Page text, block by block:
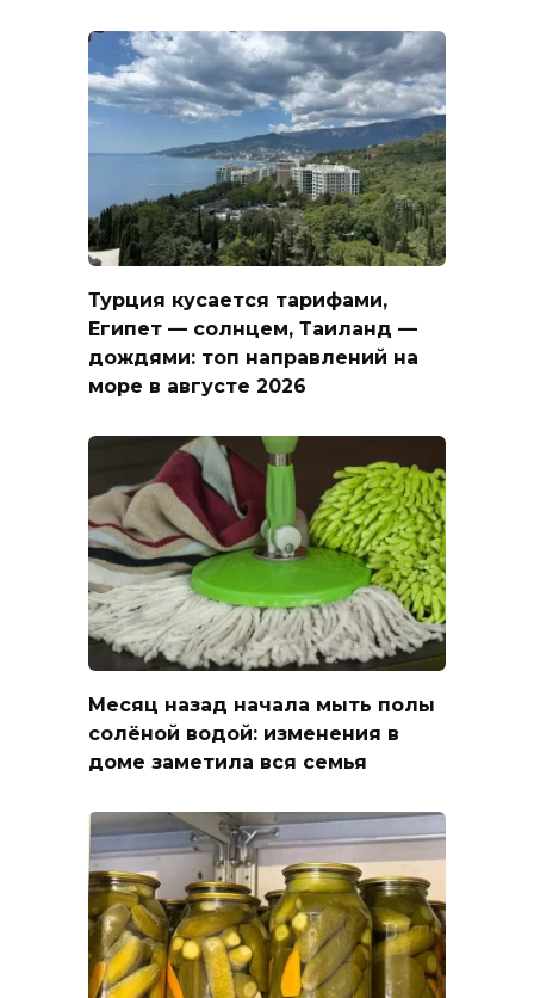
Турция кусается тарифами,
Египет — солнцем, Таиланд —
дождями: топ направлений на
море в августе 2026
Месяц назад начала мыть полы
солёной водой: изменения в
доме заметила вся семья